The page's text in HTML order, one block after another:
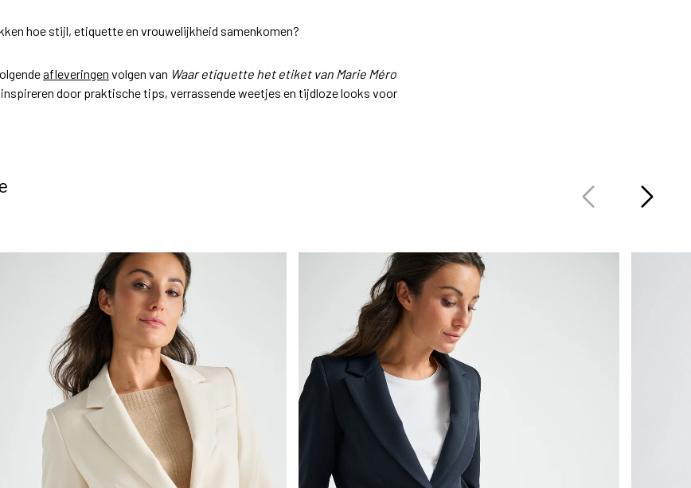
hoe stijl, etiquette en vrouwelijkheid samenkomen?
afleveringen volgen van Waar etiquette het etiket van Marie Méro
door praktische tips, verrassende weetjes en tijdloze looks voor